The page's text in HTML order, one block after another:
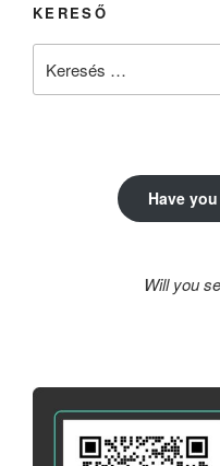
KERESŐ
Have
Will you